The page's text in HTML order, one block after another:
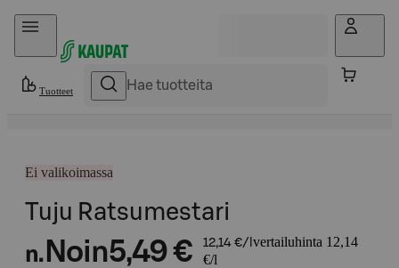
Hyppää sisältöön
Tuotteet
Ei valikoimassa
Tuju Ratsumestari
n. Noin5,49 € 12,14 €/l vertailuhinta 12,14
€/l